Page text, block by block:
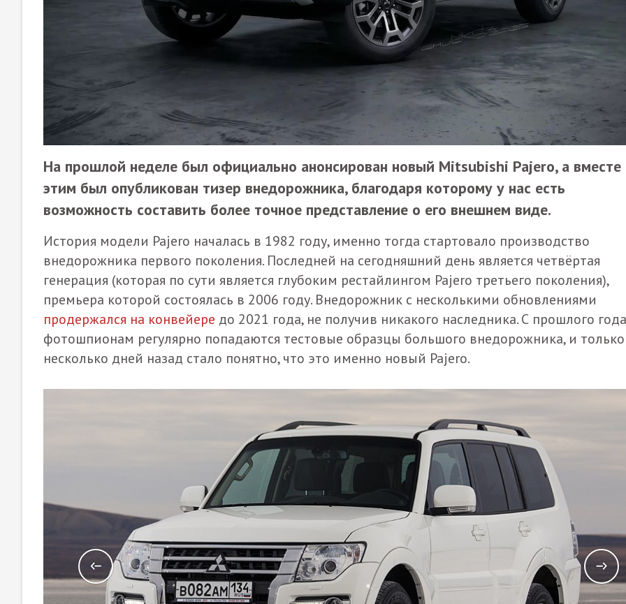
На прошлой неделе был официально анонсирован новый Mitsubishi Pajero, а вместе
этим был опубликован тизер внедорожника, благодаря которому у нас есть
возможность составить более точное представление о его внешнем виде.
История модели Pajero началась в 1982 году, именно тогда стартовало производство
внедорожника первого поколения. Последней на сегодняшний день является четвёртая
генерация (которая по сути является глубоким рестайлингом Pajero третьего поколения),
премьера которой состоялась в 2006 году. Внедорожник с несколькими обновлениями
продержался на конвейере до 2021 года, не получив никакого наследника. С прошлого года
фотошпионам регулярно попадаются тестовые образцы большого внедорожника, и только
несколько дней назад стало понятно, что это именно новый Pajero.